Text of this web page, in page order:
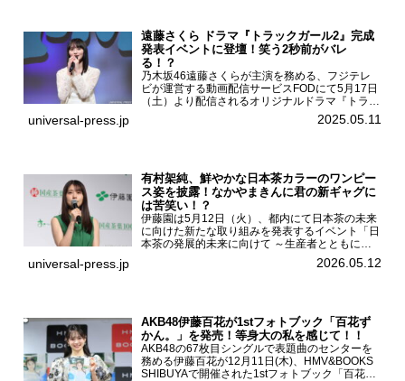
遠藤さくら ドラマ『トラックガール2』完成
発表イベントに登壇！笑う2秒前がバレ
る！？
乃木坂46遠藤さくらが主演を務める、フジテレ
ビが運営する動画配信サービスFODにて5月17日
（土）より配信されるオリジナルドラマ『トラッ
クガール2』の完成発表イベントが５月10日
（土）都内で開催された。FODドラマ『トラック
universal-press.jp 2025.05.11
有村架純、鮮やかな日本茶カラーのワンピー
ス姿を披露！なかやまきんに君の新ギャグに
は苦笑い！？
伊藤園は5月12日（火）、都内にて日本茶の未来
に向けた新たな取り組みを発表するイベント「日
本茶の発展的未来に向けて ～生産者とともに。
日本茶を世界へ～」を開催。イベントには伊藤園
のCMキャラクターを務める有村架純、伊藤園よ
universal-press.jp 2026.05.12
AKB48伊藤百花が1stフォトブック「百花ず
かん。」を発売！等身大の私を感じて！！
AKB48の67枚目シングルで表題曲のセンターを
務める伊藤百花が12月11日(木)、HMV&BOOKS
SHIBUYAで開催された1stフォトブック「百花ず